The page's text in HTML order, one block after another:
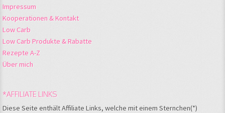
Impressum
Kooperationen & Kontakt
Low Carb
Low Carb Produkte & Rabatte
Rezepte A-Z
Über mich
*AFFILIATE LINKS
Diese Seite enthält Affiliate Links, welche mit einem Sternchen(*)